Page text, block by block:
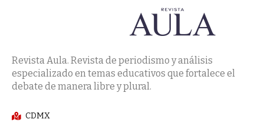
Revista Aula. Revista de periodismo y análisis
especializado en temas educativos que fortalece el
debate de manera libre y plural.
CDMX